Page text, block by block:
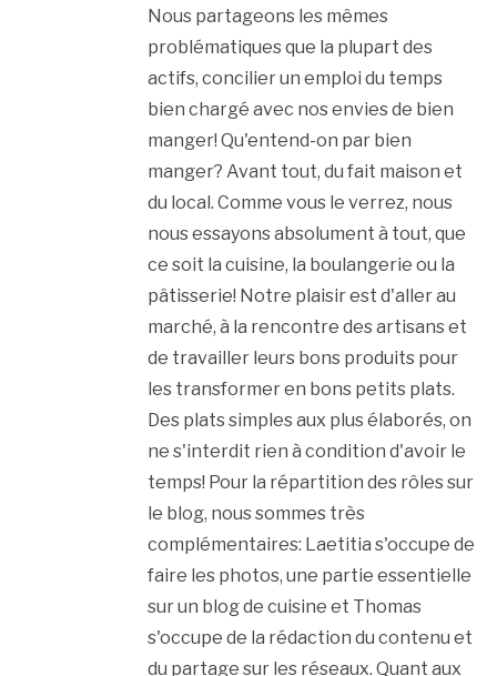
Nous partageons les mêmes
problématiques que la plupart des
actifs, concilier un emploi du temps
bien chargé avec nos envies de bien
manger! Qu'entend-on par bien
manger? Avant tout, du fait maison et
du local. Comme vous le verrez, nous
nous essayons absolument à tout, que
ce soit la cuisine, la boulangerie ou la
pâtisserie! Notre plaisir est d'aller au
marché, à la rencontre des artisans et
de travailler leurs bons produits pour
les transformer en bons petits plats.
Des plats simples aux plus élaborés, on
ne s'interdit rien à condition d'avoir le
temps! Pour la répartition des rôles sur
le blog, nous sommes très
complémentaires: Laetitia s'occupe de
faire les photos, une partie essentielle
sur un blog de cuisine et Thomas
s'occupe de la rédaction du contenu et
du partage sur les réseaux. Quant aux